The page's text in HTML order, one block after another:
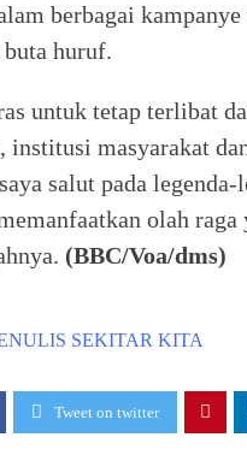
berbagai
buta huruf.
untuk tetap terlibat
institusi masyarakat
salut pada
olah
(BBC/Voa/dms)
SEKITAR KITA
Tweet on twitter